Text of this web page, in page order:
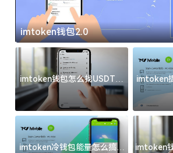
imtoken官方下载
imtoken钱包怎么找USDT地
址？三步搞定不踩坑
imtoken
imtoken冷钱包能量怎么搞？
imtoken